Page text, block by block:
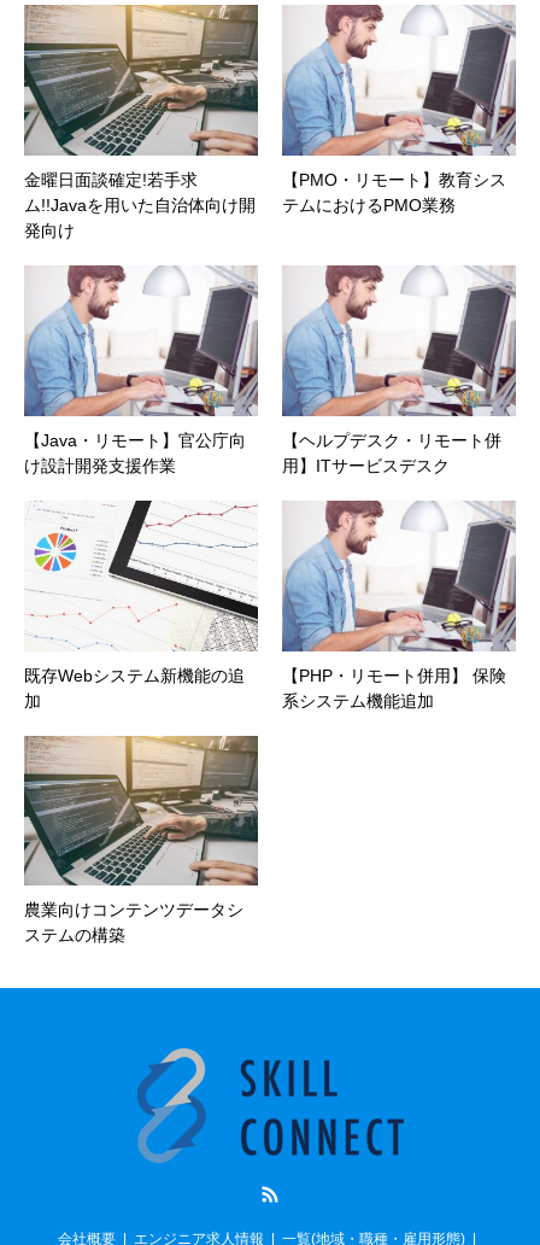
金曜日面談確定!若手求
ム!!Javaを用いた自治体向け開
発向け
【PMO・リモート】教育シス
テムにおけるPMO業務
【Java・リモート】官公庁向
け設計開発支援作業
【ヘルプデスク・リモート併
用】ITサービスデスク
既存Webシステム新機能の追
加
【PHP・リモート併用】 保険
系システム機能追加
農業向けコンテンツデータシ
ステムの構築
会社概要 エンジニア求人情報 一覧(地域・職種・雇用形態)